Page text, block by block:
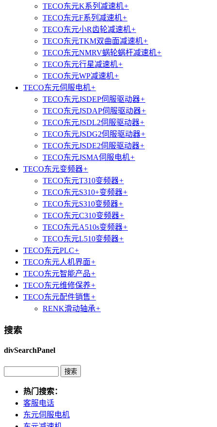
TECO东元K系列减速机+
TECO东元F系列减速机+
TECO东元小R齿轮减速机+
TECO东元TKM双曲面减速机+
TECO东元NMRV蜗轮蜗杆减速机+
TECO东元行星减速机+
TECO东元WP减速机+
TECO东元伺服电机+
TECO东元JSDEP伺服驱动器+
TECO东元JSDAP伺服驱动器+
TECO东元JSDL2伺服驱动器+
TECO东元JSDG2伺服驱动器+
TECO东元JSDE2伺服驱动器+
TECO东元JSMA伺服电机+
TECO东元变频器+
TECO东元T310变频器+
TECO东元S310+变频器+
TECO东元S310变频器+
TECO东元C310变频器+
TECO东元A510s变频器+
TECO东元L510变频器+
TECO东元PLC+
TECO东元人机界面+
TECO东元智能产品+
TECO东元维修保养+
TECO东元配件销售+
RENK滑动轴承+
搜索
divSearchPanel
热门搜索：
客服电话
东元伺服电机